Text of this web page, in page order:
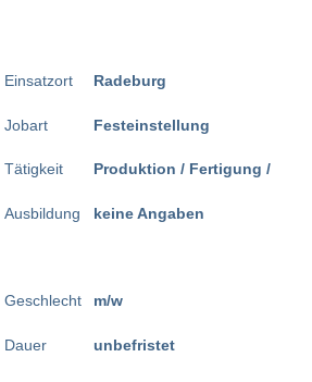
Einsatzort
Jobart
Tätigkeit
Ausbildung
Geschlecht
Dauer
Radeburg
Festeinstellung
Produktion / Fertigung /
keine Angaben
m/w
unbefristet